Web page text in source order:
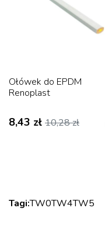
Ołówek do EPDM
Renoplast
8,43 zł 10,28 zł
Tagi:TW0TW4TW5